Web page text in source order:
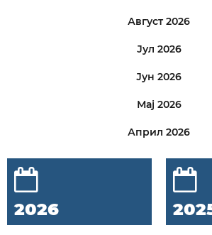
Август 2026
Јул 2026
Јун 2026
Мај 2026
Април 2026
2026